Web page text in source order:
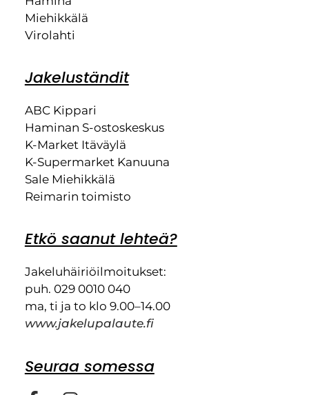
Miehikkälä
Virolahti
Jakeluständit
ABC Kippari
Haminan S-ostoskeskus
K-Market Itäväylä
K-Supermarket Kanuuna
Sale Miehikkälä
Reimarin toimisto
Etkö saanut lehteä?
Jakeluhäiriöilmoitukset:
puh. 029 0010 040
ma, ti ja to klo 9.00–14.00
www.jakelupalaute.fi
Seuraa somessa